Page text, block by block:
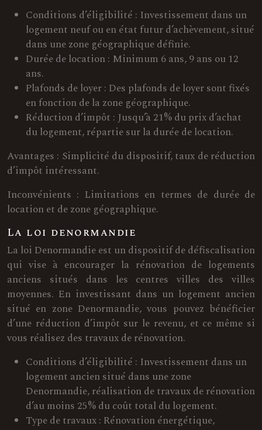
Conditions d’éligibilité : Investissement dans un
logement neuf ou en état futur d’achèvement, situé
dans une zone géographique définie.
Durée de location : Minimum 6 ans, 9 ans ou 12
ans.
Plafonds de loyer : Des plafonds de loyer sont fixés
en fonction de la zone géographique.
Réduction d’impôt : Jusqu’à 21% du prix d’achat
du logement, répartie sur la durée de location.
Avantages : Simplicité du dispositif, taux de réduction
d’impôt intéressant.
Inconvénients : Limitations en termes de durée de
location et de zone géographique.
La loi denormandie
La loi Denormandie est un dispositif de défiscalisation
qui vise à encourager la rénovation de logements
anciens situés dans les centres villes des villes
moyennes. En investissant dans un logement ancien
situé en zone Denormandie, vous pouvez bénéficier
d’une réduction d’impôt sur le revenu, et ce même si
vous réalisez des travaux de rénovation.
Conditions d’éligibilité : Investissement dans un
logement ancien situé dans une zone
Denormandie, réalisation de travaux de rénovation
d’au moins 25% du coût total du logement.
Type de travaux : Rénovation énergétique,